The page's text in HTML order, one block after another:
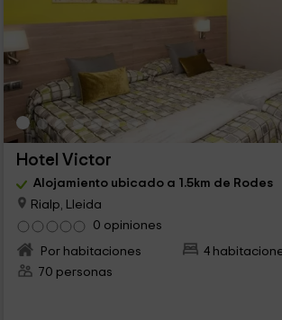
Hotel Victor
Alojamiento ubicado a 1.5km de Rodes
Rialp, Lleida
0 opiniones
Por habitaciones
4
70 personas